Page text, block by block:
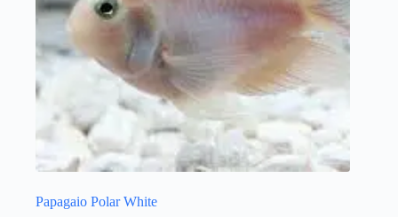
Papagaio Polar White